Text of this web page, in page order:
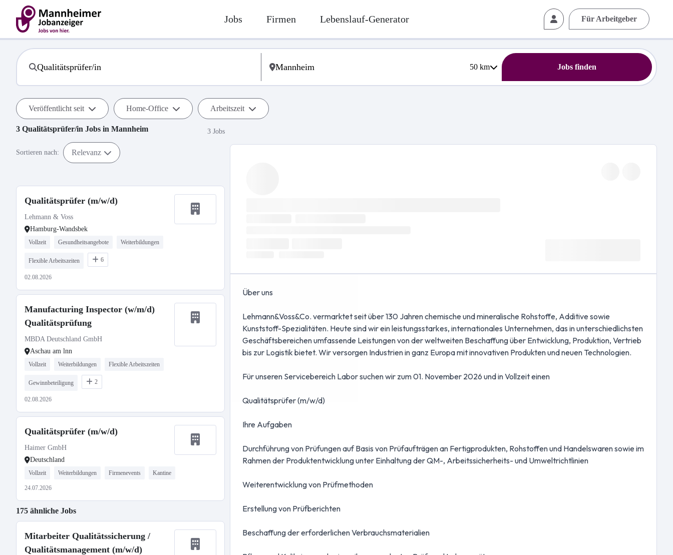
Jobs Firmen Lebenslauf-Generator Für Arbeitgeber
50km Jobs finden
Veröffentlicht seit Home-Office Arbeitszeit
3 Qualitätsprüfer/in Jobs in Mannheim 3 Jobs
Sortieren nach: Relevanz
Qualitätsprüfer (m/w/d)
Lehmann & Voss
Hamburg-Wandsbek
Vollzeit Gesundheitsangebote Weiterbildungen
Flexible Arbeitszeiten 6
02.08.2026
Manufacturing Inspector (w/m/d)
Qualitätsprüfung
MBDA Deutschland GmbH
Aschau am lnn
Vollzeit Weiterbildungen Flexible Arbeitszeiten
Gewinnbeteiligung 2
02.08.2026
Qualitätsprüfer (m/w/d)
Haimer GmbH
Deutschland
Vollzeit Weiterbildungen Firmenevents Kantine
24.07.2026
175 ähnliche Jobs
Mitarbeiter Qualitätssicherung /
Qualitätsmanagement (m/w/d)